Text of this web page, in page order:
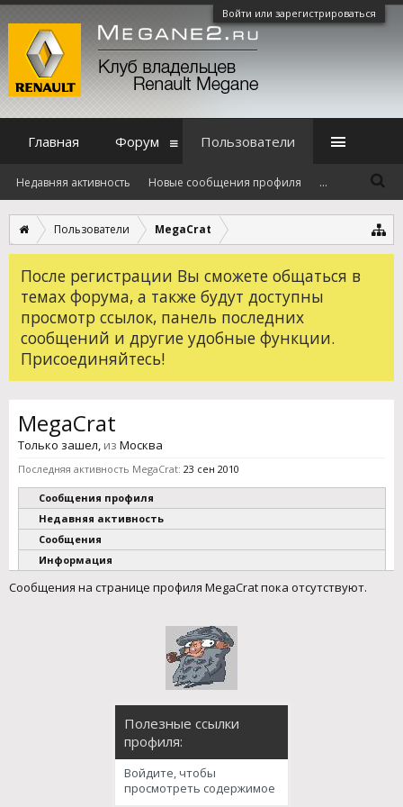
Войти или зарегистрироваться
Пользователи MegaCrat
После регистрации Вы сможете общаться в
темах форума, а также будут доступны
просмотр ссылок, панель последних
сообщений и другие удобные функции.
Присоединяйтесь!
Полезные ссылки
профиля:
Войдите, чтобы
просмотреть содержимое
MegaCrat
Только зашел, из Москва
Последняя активность MegaCrat: 23 сен 2010
Сообщения профиля
Недавняя активность
Сообщения
Информация
Сообщения на странице профиля MegaCrat пока отсутствуют.
Главная Форум Пользователи
Недавняя активность Новые сообщения профиля ...